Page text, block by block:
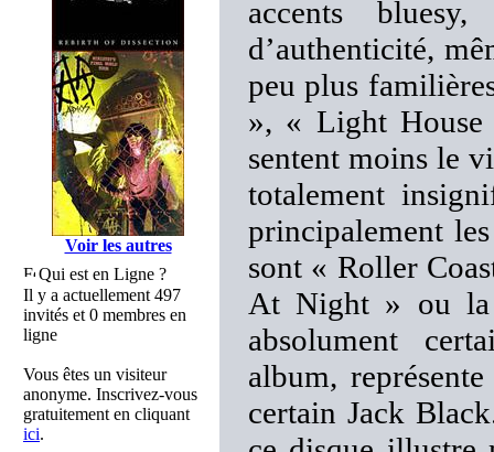
Voir les autres
Qui est en Ligne ?
Il y a actuellement 497
invités et 0 membres en
ligne
Vous êtes un visiteur
anonyme. Inscrivez-vous
gratuitement en cliquant
ici.
accents
d’authenticité,
peu plus
», « Light
sentent moins le
totalement
principalement
sont « Roller
At Night » ou la
absolument
album,
certain Jack